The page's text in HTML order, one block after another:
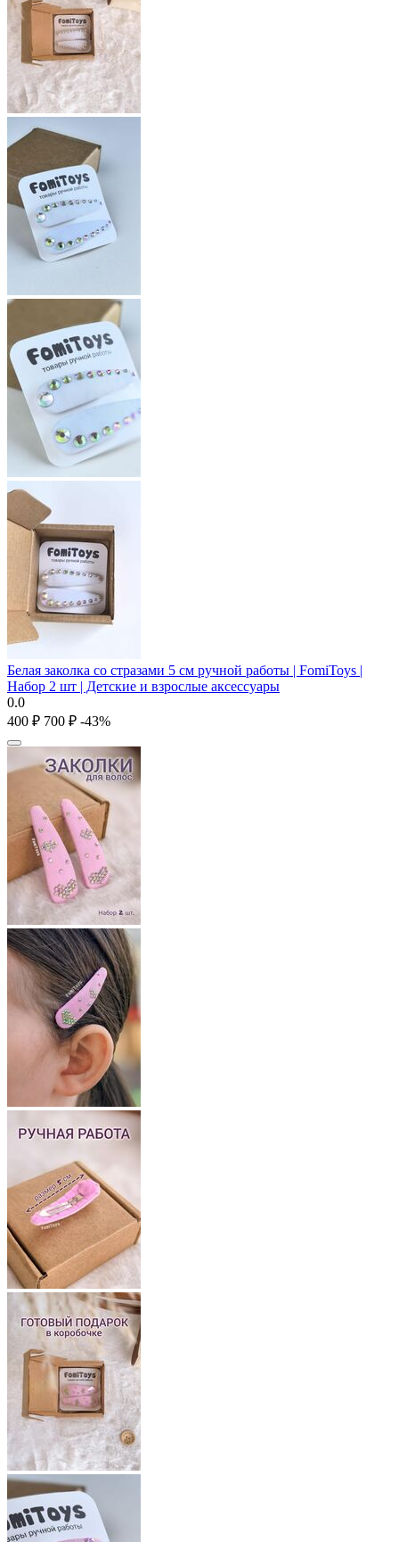
Белая заколка со стразами 5 см ручной работы | FomiToys |
Набор 2 шт | Детские и взрослые аксессуары
0.0
‍400‍ ₽ ‍700‍ ₽ -43%